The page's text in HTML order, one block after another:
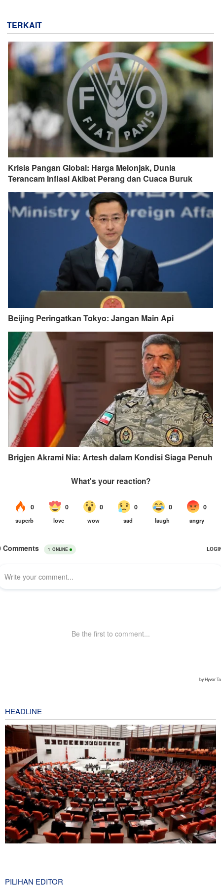
TERKAIT
Krisis Pangan Global: Harga Melonjak, Dunia
Terancam Inflasi Akibat Perang dan Cuaca Buruk
Beijing Peringatkan Tokyo: Jangan Main Api
Brigjen Akrami Nia: Artesh dalam Kondisi Siaga Penuh
HEADLINE
PILIHAN EDITOR